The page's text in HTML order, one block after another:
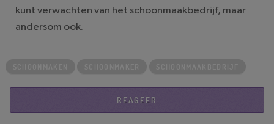
kunt verwachten van het schoonmaakbedrijf, maar
andersom ook.
REAGEER